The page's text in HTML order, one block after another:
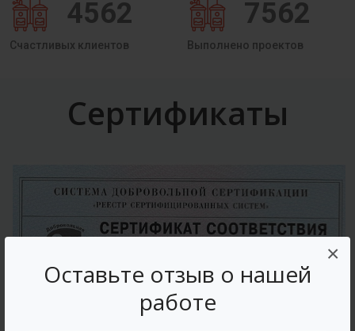
Оставьте отзыв о нашей
работе
×
4562
Счастливых клиентов
7562
Выполнено проектов
Сертификаты